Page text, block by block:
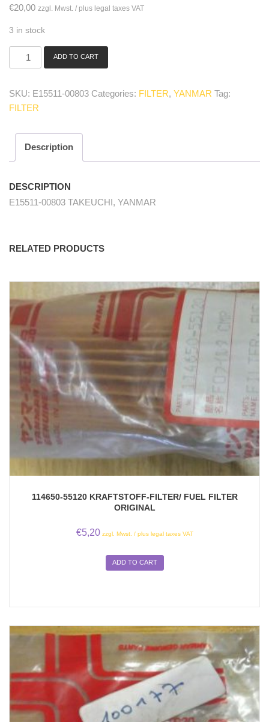
€20,00 zzgl. Mwst. / plus legal taxes VAT
3 in stock
E15511-
Hydraulik/
hydraulic
Original
quantity
ADD TO CART
SKU: E15511-00803 Categories: FILTER, YANMAR Tag:
FILTER
Description
DESCRIPTION
E15511-00803 TAKEUCHI, YANMAR
RELATED PRODUCTS
114650-55120 KRAFTSTOFF-FILTER/ FUEL FILTER
ORIGINAL
€5,20 zzgl. Mwst. / plus legal taxes VAT
ADD TO CART